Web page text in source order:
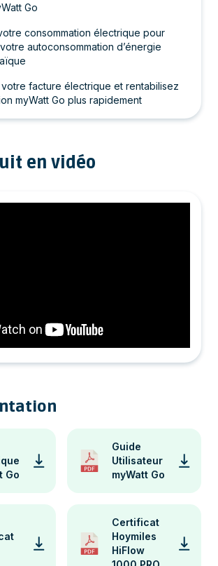
Go
consommation électrique pour
autoconsommation d’énergie
facture électrique et rentabilisez
myWatt Go plus rapidement
en vidéo
Go
Guide
Utilisateur
myWatt Go
Certificat
Hoymiles
HiFlow